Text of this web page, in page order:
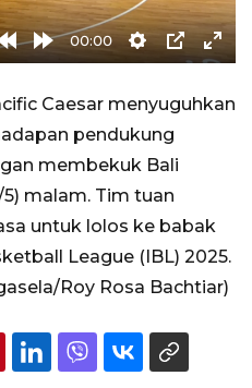
Rewind
10s
Forward
10s
00:00
Settings
PIP
Caesar menyuguhkan
pendukung
membekuk Bali
malam. Tim tuan
untuk lolos ke babak
League (IBL) 2025.
Roy Rosa Bachtiar)